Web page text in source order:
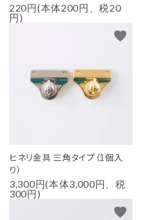
220円(本体200円、税20
円)
ヒネリ金具 三角タイプ（1個入
り）
3,300円(本体3,000円、税
300円)
favorite
favorite